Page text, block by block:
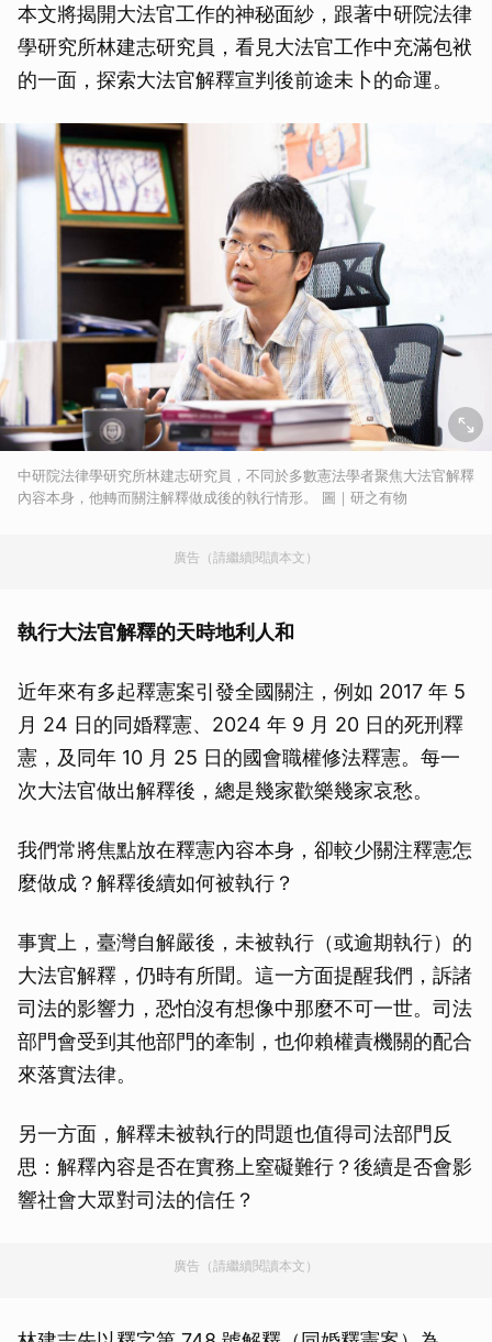
本文將揭開大法官工作的神秘面紗，跟著中研院法律
學研究所林建志研究員，看見大法官工作中充滿包袱
的一面，探索大法官解釋宣判後前途未卜的命運。
中研院法律學研究所林建志研究員，不同於多數憲法學者聚焦大法官解釋
內容本身，他轉而關注解釋做成後的執行情形。 圖｜研之有物
廣告（請繼續閱讀本文）
執行大法官解釋的天時地利人和
近年來有多起釋憲案引發全國關注，例如 2017 年 5
月 24 日的同婚釋憲、2024 年 9 月 20 日的死刑釋
憲，及同年 10 月 25 日的國會職權修法釋憲。每一
次大法官做出解釋後，總是幾家歡樂幾家哀愁。
我們常將焦點放在釋憲內容本身，卻較少關注釋憲怎
麼做成？解釋後續如何被執行？
事實上，臺灣自解嚴後，未被執行（或逾期執行）的
大法官解釋，仍時有所聞。這一方面提醒我們，訴諸
司法的影響力，恐怕沒有想像中那麼不可一世。司法
部門會受到其他部門的牽制，也仰賴權責機關的配合
來落實法律。
另一方面，解釋未被執行的問題也值得司法部門反
思：解釋內容是否在實務上窒礙難行？後續是否會影
響社會大眾對司法的信任？
廣告（請繼續閱讀本文）